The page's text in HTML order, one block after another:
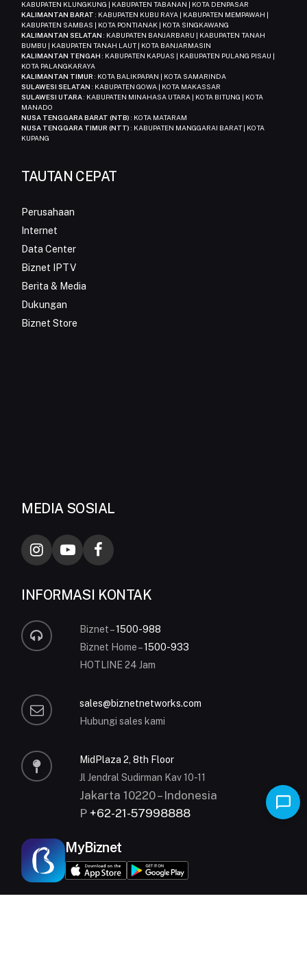
KABUPATEN KLUNGKUNG | KABUPATEN TABANAN | KOTA DENPASAR
KALIMANTAN BARAT : KABUPATEN KUBU RAYA | KABUPATEN MEMPAWAH |
KABUPATEN SAMBAS | KOTA PONTIANAK | KOTA SINGKAWANG
KALIMANTAN SELATAN : KABUPATEN BANJARBARU | KABUPATEN TANAH
BUMBU | KABUPATEN TANAH LAUT | KOTA BANJARMASIN
KALIMANTAN TENGAH : KABUPATEN KAPUAS | KABUPATEN PULANG PISAU |
KOTA PALANGKARAYA
KALIMANTAN TIMUR : KOTA BALIKPAPAN | KOTA SAMARINDA
SULAWESI SELATAN : KABUPATEN GOWA | KOTA MAKASSAR
SULAWESI UTARA: KABUPATEN MINAHASA UTARA | KOTA BITUNG | KOTA
MANADO
NUSA TENGGARA BARAT (NTB) : KOTA MATARAM
NUSA TENGGARA TIMUR (NTT) : KABUPATEN MANGGARAI BARAT | KOTA
KUPANG
TAUTAN CEPAT
Perusahaan
Internet
Data Center
Biznet IPTV
Berita & Media
Dukungan
Biznet Store
MEDIA SOSIAL
INFORMASI KONTAK
Biznet –1500-988
Biznet Home –1500-933
HOTLINE 24 Jam
sales@biznetnetworks.com
Hubungi sales kami
MidPlaza 2, 8th Floor
Jl Jendral Sudirman Kav 10-11
Jakarta 10220 – Indonesia
P +62-21-57998888
MyBiznet